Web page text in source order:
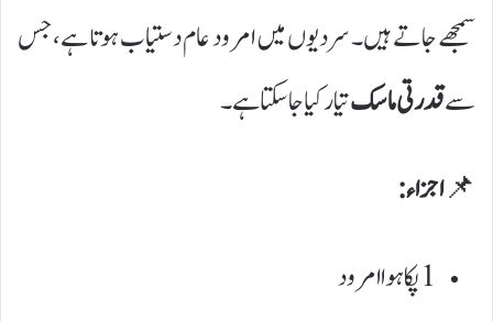
سمجھے جاتے ہیں۔ سردیوں میں امرود عام دستیاب ہوتا ہے، جس
سےقدرتی ماسکتیار کیا جا سکتا ہے۔
📌اجزاء:
1 پکا ہوا امرود